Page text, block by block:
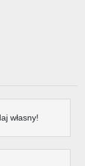
własny!